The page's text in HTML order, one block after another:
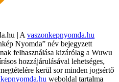
| A vaszonkepnyomda.hu
Nyomda” név bejegyzett
felhasználása kizárólag a Wuwu
hozzájárulásával lehetséges,
kerül sor minden jogsértő
weboldal tartalma